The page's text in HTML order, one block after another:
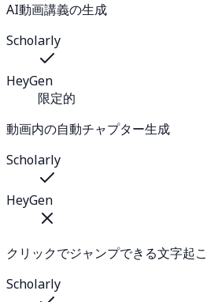
AI動画講義の生成
Scholarly
HeyGen
限定的
動画内の自動チャプター生成
Scholarly
HeyGen
クリックでジャンプできる文字起
Scholarly